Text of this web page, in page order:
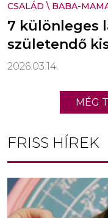
CSALÁD \ BABA-
7 különleges
születendő
2026.03.14.
MÉG
FRISS HÍREK